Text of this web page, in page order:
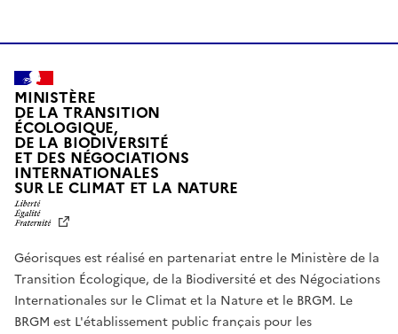
MINISTÈRE
DE LA TRANSITION
ÉCOLOGIQUE,
DE LA BIODIVERSITÉ
ET DES NÉGOCIATIONS
INTERNATIONALES
SUR LE CLIMAT ET LA NATUREL
T
É
,
É
G
Géorisques est réalisé en partenariat entre le Ministère de la
Transition Écologique, de la Biodiversité et des Négociations
Internationales sur le Climat et la Nature et le BRGM. Le
BRGM est L'établissement public français pour les